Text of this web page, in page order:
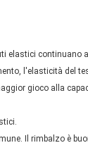
continuano
l'elasticità del
gioco alla
Il rimbalzo è